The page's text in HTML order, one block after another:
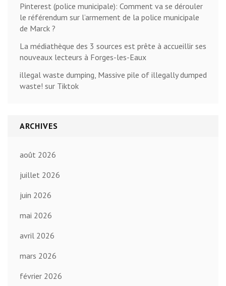
Pinterest (police municipale): Comment va se dérouler
le référendum sur l’armement de la police municipale
de Marck ?
La médiathèque des 3 sources est prête à accueillir ses
nouveaux lecteurs à Forges-les-Eaux
illegal waste dumping, Massive pile of illegally dumped
waste! sur Tiktok
ARCHIVES
août 2026
juillet 2026
juin 2026
mai 2026
avril 2026
mars 2026
février 2026